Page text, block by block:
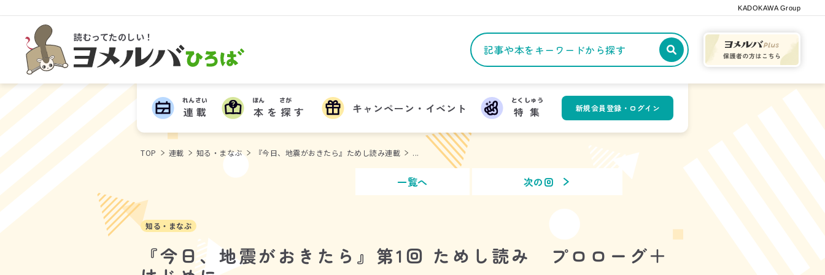
KADOKAWA Group
読むってたのしい！
ヨメルバひろば 記事や本をキーワードから探す
連載
れんさい
本
ほん
を 探
さが
す キャンペーン・イベント 特集
とくしゅう
新規会員登録・ログイン
TOP 連載 知る・まなぶ 『今日、地震がおきたら』ためし読み連載 ...
一覧へ 次の回
知る・まなぶ
『今日、地震がおきたら』第1回 ためし読み プロローグ＋